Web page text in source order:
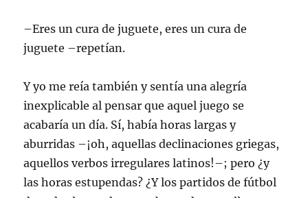
–Eres un cura de juguete, eres un cura de
juguete –repetían.
Y yo me reía también y sentía una alegría
inexplicable al pensar que aquel juego se
acabaría un día. Sí, había horas largas y
aburridas –¡oh, aquellas declinaciones griegas,
aquellos verbos irregulares latinos!–; pero ¿y
las horas estupendas? ¿Y los partidos de fútbol